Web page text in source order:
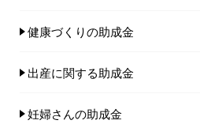
健康づくりの助成金
出産に関する助成金
妊婦さんの助成金